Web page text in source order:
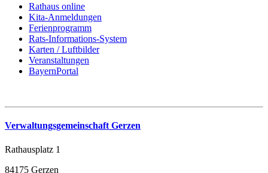
Rathaus online
Kita-Anmeldungen
Ferienprogramm
Rats-Informations-System
Karten / Luftbilder
Veranstaltungen
BayernPortal
Verwaltungsgemeinschaft Gerzen
Rathausplatz 1
84175 Gerzen